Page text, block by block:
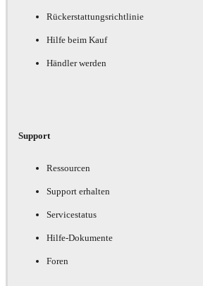
Rückerstattungsrichtlinie
Hilfe beim Kauf
Händler werden
Support
Ressourcen
Support erhalten
Servicestatus
Hilfe-Dokumente
Foren